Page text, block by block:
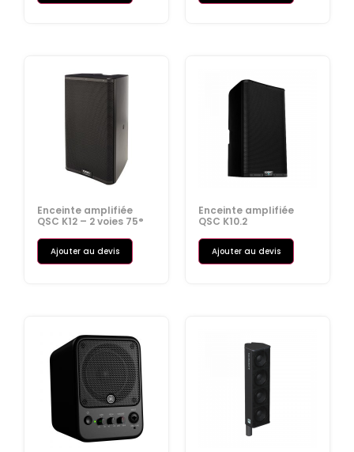
Enceinte amplifiée
QSC K12 – 2 voies 75°
Ajouter au devis
Enceinte amplifiée
QSC K10.2
Ajouter au devis